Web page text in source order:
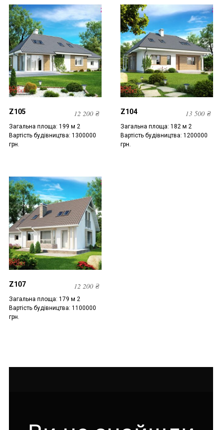
Z105 12 200₴
Загальна площа: 199 м 2
Вартість будівництва: 1300000
грн.
Z104 13 500 ₴
Загальна площа: 182 м 2
Вартість будівництва: 1200000
грн.
Z107 12 200₴
Загальна площа: 179 м 2
Вартість будівництва: 1100000
грн.